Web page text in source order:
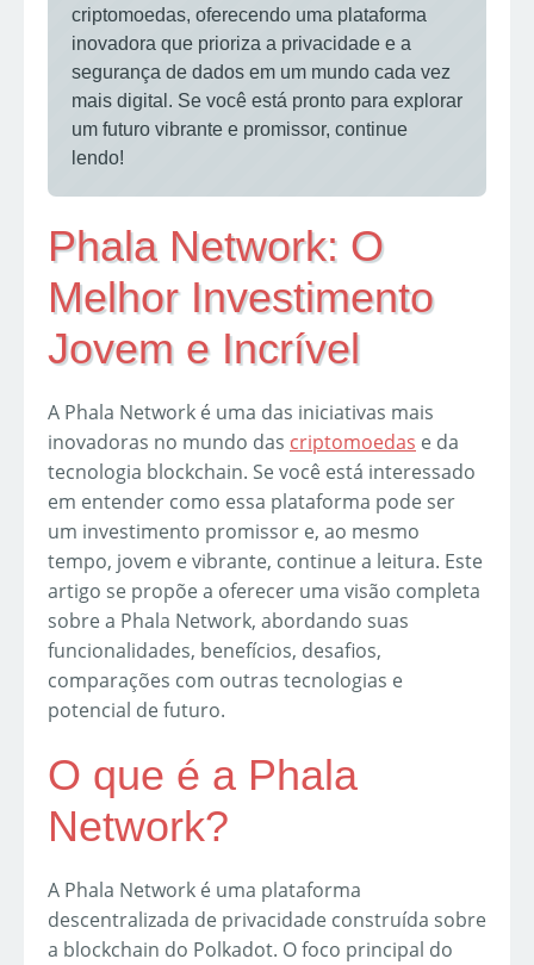
criptomoedas, oferecendo uma plataforma
inovadora que prioriza a privacidade e a
segurança de dados em um mundo cada vez
mais digital. Se você está pronto para explorar
um futuro vibrante e promissor, continue
lendo!
Phala Network: O
Melhor Investimento
Jovem e Incrível
A Phala Network é uma das iniciativas mais
inovadoras no mundo das criptomoedas e da
tecnologia blockchain. Se você está interessado
em entender como essa plataforma pode ser
um investimento promissor e, ao mesmo
tempo, jovem e vibrante, continue a leitura. Este
artigo se propõe a oferecer uma visão completa
sobre a Phala Network, abordando suas
funcionalidades, benefícios, desafios,
comparações com outras tecnologias e
potencial de futuro.
O que é a Phala
Network?
A Phala Network é uma plataforma
descentralizada de privacidade construída sobre
a blockchain do Polkadot. O foco principal do